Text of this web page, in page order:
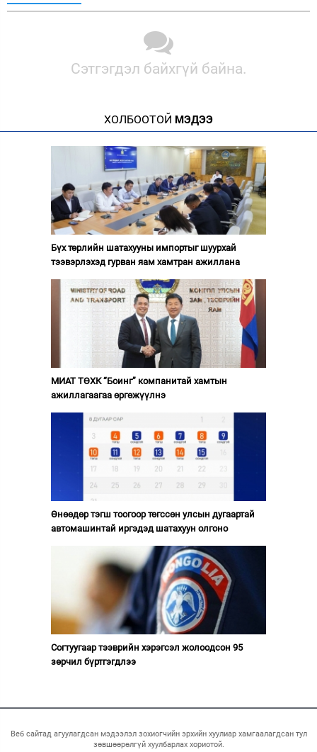
Сэтгэгдэл байхгүй байна.
ХОЛБООТОЙ МЭДЭЭ
Бүх төрлийн шатахууны импортыг шуурхай
тээвэрлэхэд гурван яам хамтран ажиллана
МИАТ ТӨХК “Боинг” компанитай хамтын
ажиллагаагаа өргөжүүлнэ
Өнөөдөр тэгш тоогоор төгссөн улсын дугаартай
автомашинтай иргэдэд шатахуун олгоно
Согтуугаар тээврийн хэрэгсэл жолоодсон 95
зөрчил бүртгэгдлээ
Веб сайтад агуулагдсан мэдээлэл зохиогчийн эрхийн хуулиар хамгаалагдсан тул
зөвшөөрөлгүй хуулбарлах хориотой.